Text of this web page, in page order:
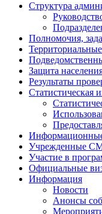
Структура
Полномочия,
Защита
Результаты
Статистическая
Учрежденные
Участие в
Официальные
Информация
Новости
Анонсы